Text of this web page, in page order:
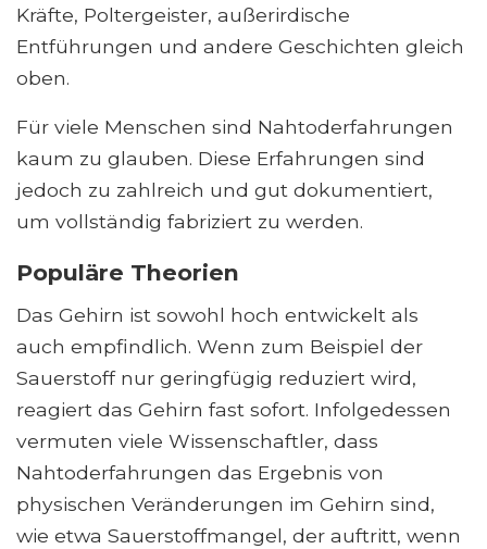
Kräfte, Poltergeister, außerirdische
Entführungen und andere Geschichten gleich
oben.
Für viele Menschen sind Nahtoderfahrungen
kaum zu glauben. Diese Erfahrungen sind
jedoch zu zahlreich und gut dokumentiert,
um vollständig fabriziert zu werden.
Populäre Theorien
Das Gehirn ist sowohl hoch entwickelt als
auch empfindlich. Wenn zum Beispiel der
Sauerstoff nur geringfügig reduziert wird,
reagiert das Gehirn fast sofort. Infolgedessen
vermuten viele Wissenschaftler, dass
Nahtoderfahrungen das Ergebnis von
physischen Veränderungen im Gehirn sind,
wie etwa Sauerstoffmangel, der auftritt, wenn